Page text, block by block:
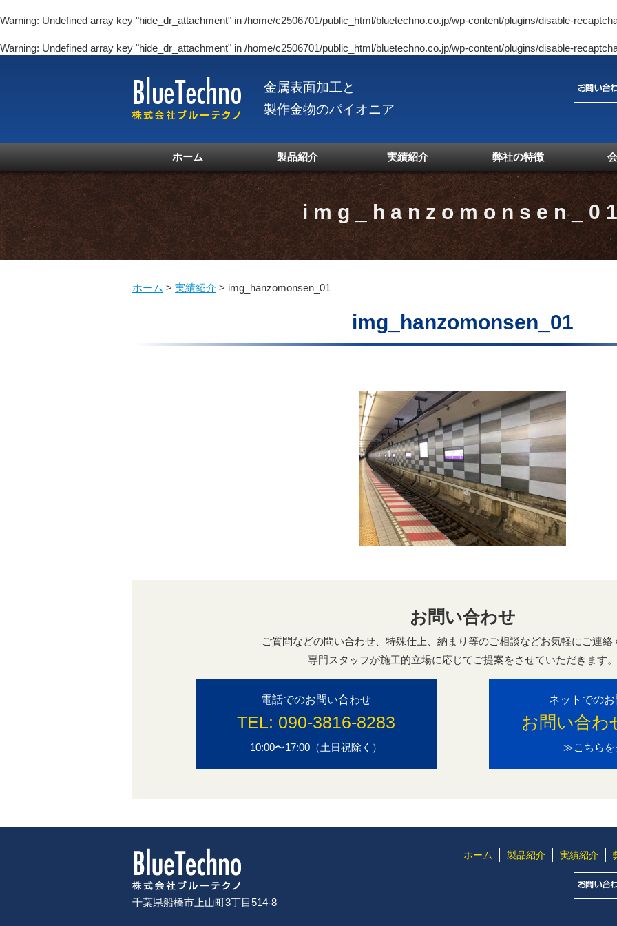
Warning: Undefined array key "hide_dr_attachment" in /home/c2506701/public_html/bluetechno.co.jp/wp-content/plugins/disable-
Warning: Undefined array key "hide_dr_attachment" in /home/c2506701/public_html/bluetechno.co.jp/wp-content/plugins/disable-
金属表面加工と
製作金物のパイオニア
ホーム 製品紹介 実績紹介 弊社の特徴
ホーム > 実績紹介 > img_hanzomonsen_01
img_hanzomonsen_01
お問い合わせ
ご質問などの問い合わせ、特殊仕上、納まり等のご相談などお気軽にご連絡
専門スタッフが施工的立場に応じてご提案をさせていただきます。
電話でのお問い合わせ
TEL: 090-3816-8283
10:00〜17:00（土日祝除く）
ネットでの
お問い合わ
≫こちらを
千葉県船橋市上山町3丁目514-8
ホーム 製品紹介 実績紹介